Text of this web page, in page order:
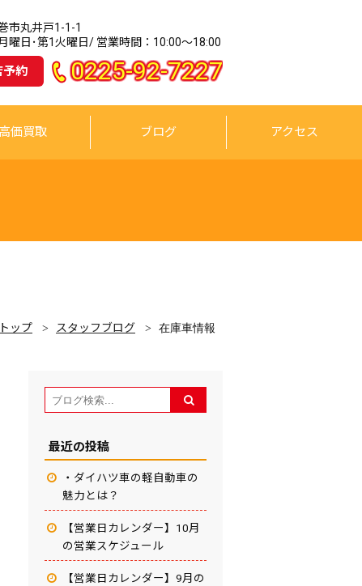
市丸井戸1-1-1
曜日･第1火曜日/ 営業時間：10:00～18:00
予約 0225-92-7227
高価買取 ブログ アクセス
トップ スタッフブログ 在庫車情報
最近の投稿
・ダイハツ車の軽自動車の
魅力とは？
【営業日カレンダー】10月
の営業スケジュール
【営業日カレンダー】9月の